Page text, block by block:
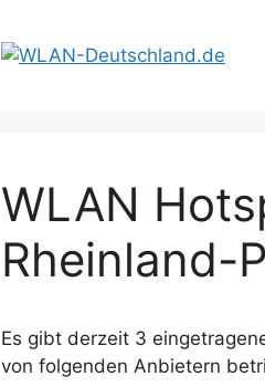
WLAN
Rheinland-
Es gibt derzeit 3
von folgenden Anbietern